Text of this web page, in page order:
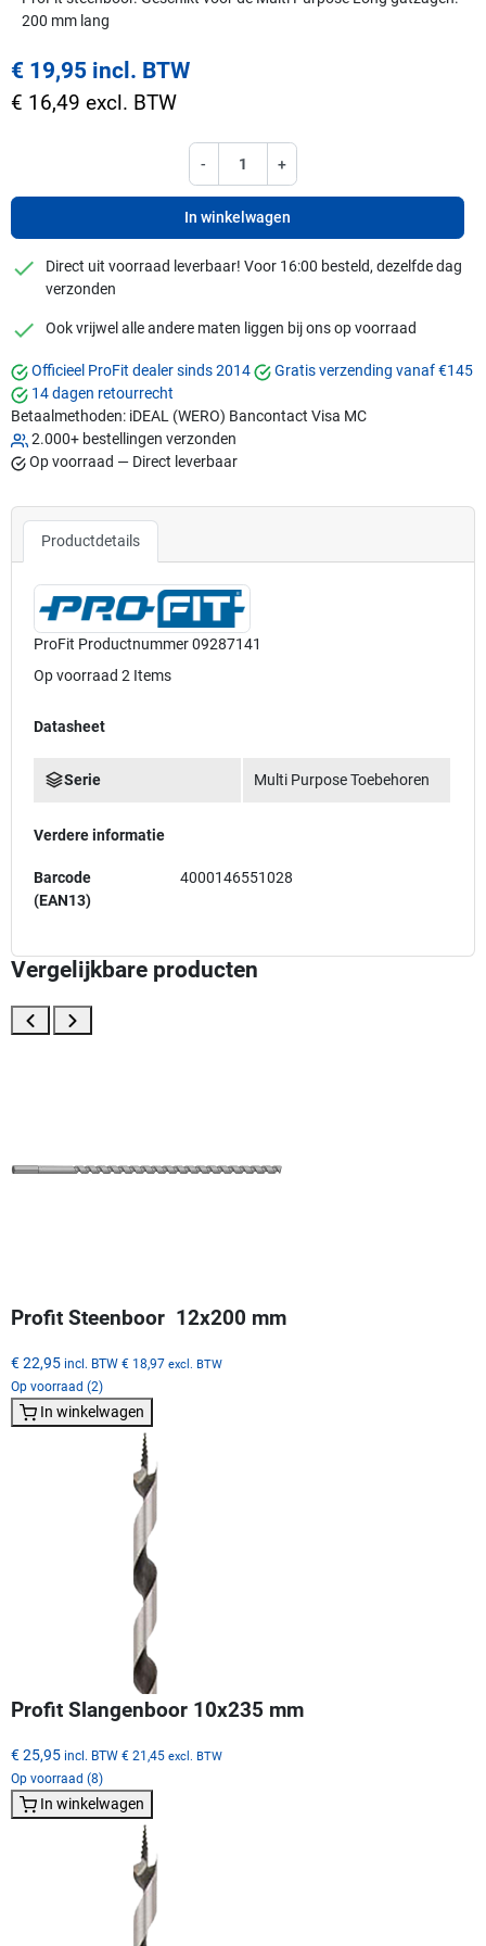
200 mm lang
€ 19,95 incl. BTW
€ 16,49 excl. BTW
- +
In winkelwagen
checkmark
Direct uit voorraad leverbaar! Voor 16:00 besteld, dezelfde dag
verzonden
checkmark
Ook vrijwel alle andere maten liggen bij ons op voorraad
Officieel ProFit dealer sinds 2014
Gratis verzending vanaf €145
14 dagen retourrecht
Betaalmethoden: iDEAL (WERO) Bancontact Visa MC
2.000+ bestellingen verzonden
Op voorraad — Direct leverbaar
Productdetails
ProFit Productnummer09287141
Op voorraad 2 Items
Datasheet
Serie Multi Purpose Toebehoren
Verdere informatie
Barcode
(EAN13)
4000146551028
Vergelijkbare producten
Profit Steenboor  12x200 mm
€ 22,95 incl. BTW € 18,97 excl. BTW
Op voorraad (2)
In winkelwagen
Profit Slangenboor 10x235 mm
€ 25,95 incl. BTW € 21,45 excl. BTW
Op voorraad (8)
In winkelwagen